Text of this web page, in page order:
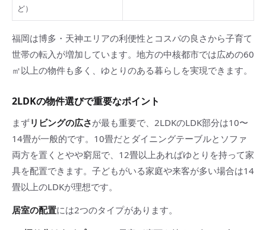
ど）
福岡は博多・天神エリアの利便性とコスパの良さから子育て
世帯の転入が増加しています。地方の中核都市では広めの60
㎡以上の物件も多く、ゆとりのある暮らしを実現できます。
2LDKの物件選びで重要なポイント
まずリビングの広さが最も重要で、2LDKのLDK部分は10〜
14畳が一般的です。10畳だとダイニングテーブルとソファ
両方を置くとやや窮屈で、12畳以上あればゆとりを持って家
具を配置できます。子どもがいる家庭や来客が多い場合は14
畳以上のLDKが理想です。
居室の配置には2つのタイプがあります。